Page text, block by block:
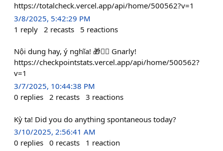
https://totalcheck.vercel.app/api/home/500562?v=1
3/8/2025, 5:42:29 PM
1 reply 2 recasts 5 reactions
Nội dung hay, ý nghĩa! 🎁❤️‍🔥 Gnarly!
https://checkpointstats.vercel.app/api/home/500562?
v=1
3/7/2025, 10:44:38 PM
0 replies 2 recasts 3 reactions
Kỳ ta! Did you do anything spontaneous today?
3/10/2025, 2:56:41 AM
0 replies 0 recasts 1 reaction